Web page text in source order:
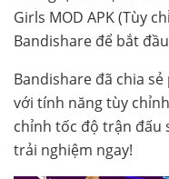
Girls MOD APK (Tùy
Bandishare để bắt
Bandishare đã chia
với tính năng tùy
chỉnh tốc độ trận đấu
trải nghiệm ngay!